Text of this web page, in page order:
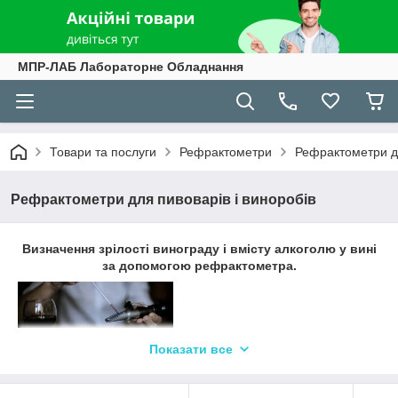
МПР-ЛАБ Лабораторне Обладнання
Товари та послуги Рефрактометри Рефрактометри
Рефрактометри для пивоварів і виноробів
Визначення зрілості винограду і вмісту алкоголю у вині
за допомогою рефрактометра.
Проц
Показати все